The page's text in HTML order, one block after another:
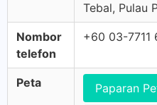
Tebal, Pulau
Nombor
telefon
+60 03-7711
Peta Paparan